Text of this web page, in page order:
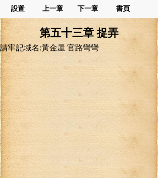
設置 上一章 下一章 書頁
第五十三章 捉弄
請牢記域名:黃金屋 官路彎彎